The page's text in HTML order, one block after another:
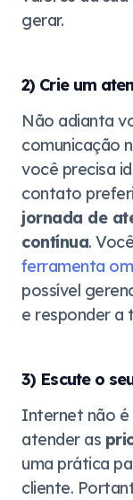
gerar.
2) Crie um
Não adianta
comunicação
você precisa
contato
jornada de
contínua.
ferramenta
possível
e responder a
3) Escute o
Internet não é
atender as
uma prática
cliente.